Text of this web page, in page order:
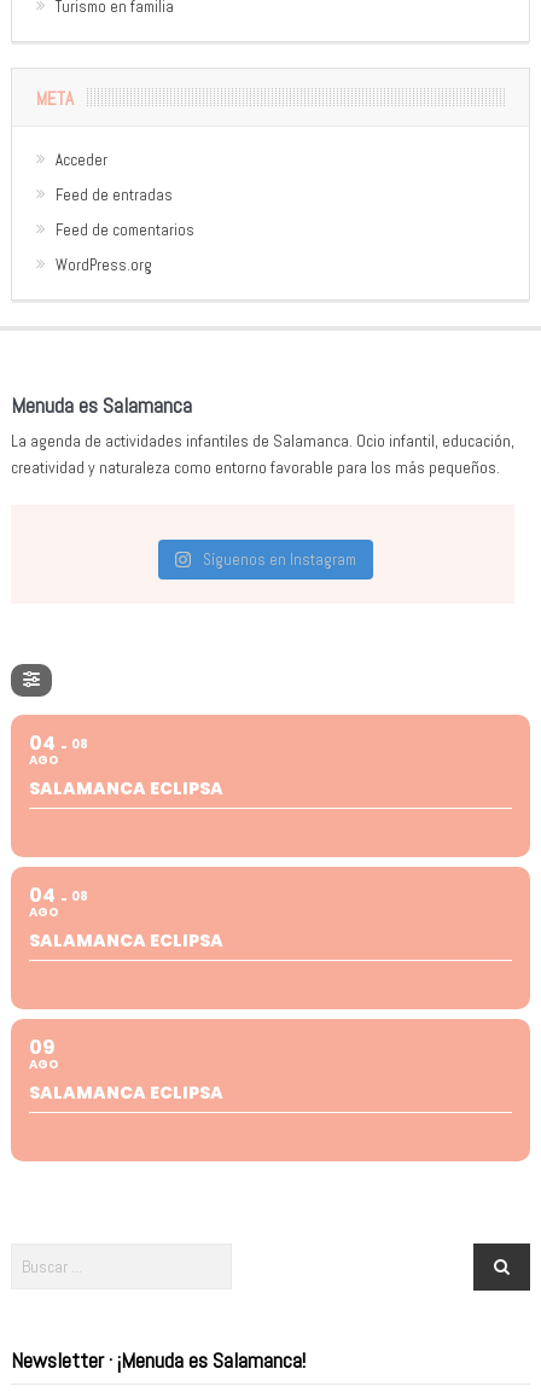
Turismo en familia
META
Acceder
Feed de entradas
Feed de comentarios
WordPress.org
Menuda es Salamanca
La agenda de actividades infantiles de Salamanca. Ocio infantil, educación,
creatividad y naturaleza como entorno favorable para los más pequeños.
Síguenos en Instagram
04
AGO
08
SALAMANCA ECLIPSA
04
AGO
08
SALAMANCA ECLIPSA
09
AGO
SALAMANCA ECLIPSA
Newsletter · ¡Menuda es Salamanca!